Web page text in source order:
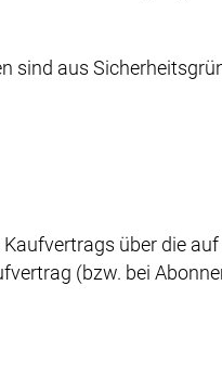
sind aus
über die
(bzw. bei